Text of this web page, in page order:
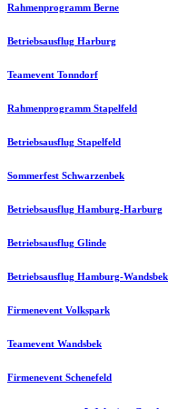
Rahmenprogramm Berne
Betriebsausflug Harburg
Teamevent Tonndorf
Rahmenprogramm Stapelfeld
Betriebsausflug Stapelfeld
Sommerfest Schwarzenbek
Betriebsausflug Hamburg-Harburg
Betriebsausflug Glinde
Betriebsausflug Hamburg-Wandsbek
Firmenevent Volkspark
Teamevent Wandsbek
Firmenevent Schenefeld